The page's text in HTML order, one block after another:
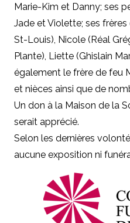
Marie-Kim et Danny; ses
Jade et Violette; ses
St-Louis), Nicole (Réal
Plante), Liette (Ghislain
également le frère de feu
et nièces ainsi que de
Un don à la Maison de la
serait apprécié.
Selon les dernières
aucune exposition ni